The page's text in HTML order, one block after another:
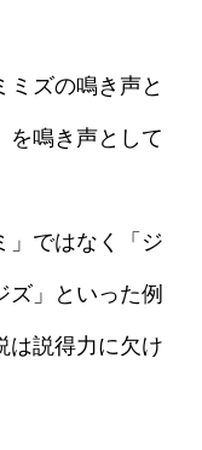
ミズの鳴き声と
を鳴き声として
」ではなく「ジ
ズ」といった例
は説得力に欠け